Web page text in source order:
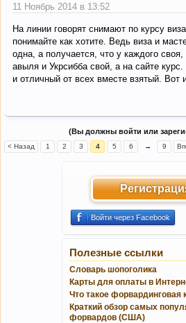
11 Ноябрь 2014 в 13:52
На линии говорят снимают по курсу
понимайте как хотите. Ведь виза и
одна, а получается, что у каждого
авыля и Укрсибба свой, а на сайте
и отличный от всех вместе взятый. Вот
(Вы должны войти или
< Назад 1 2 3 4 5 6 → 9
Войти через Facebook
Полезные ссылки
Словарь шопоголика
Карты для оплаты в
Что такое форвардинговая
Краткий обзор самых
форвардов (США)